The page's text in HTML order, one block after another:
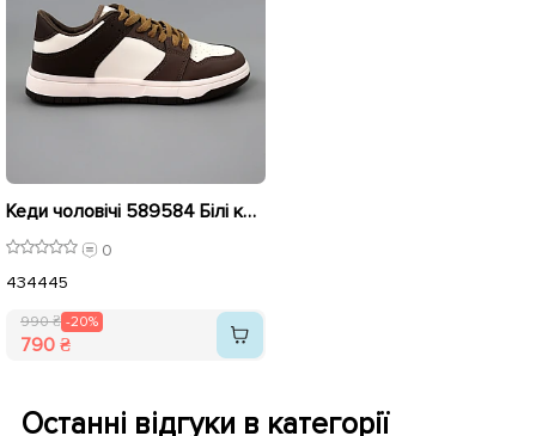
Кеди чоловічі 589584 Білі коричневі розпродаж
0
434445
990 ₴ -20%
790 ₴
Останні відгуки в категорії